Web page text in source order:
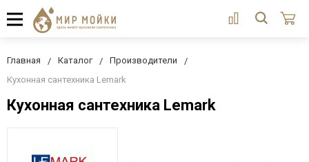
Главная Каталог
Производители
Кухонная сантехника Lemark
Кухонная сантехника Lemark